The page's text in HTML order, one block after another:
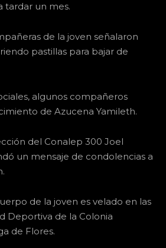
tardar un mes.
de la joven señalaron
pastillas para bajar de
algunos compañeros
de Azucena Yamileth.
del Conalep 300 Joel
un mensaje de condolencias a
de la joven es velado en las
Deportiva de la Colonia
de Flores.